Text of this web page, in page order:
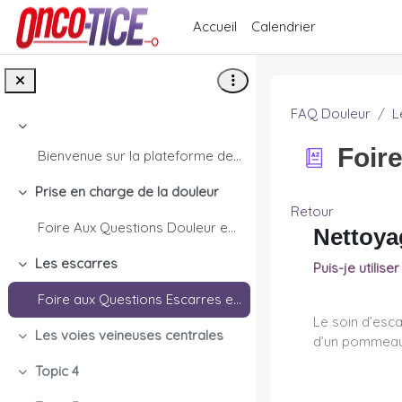
Passer au contenu principal
Accueil
Calendrier
Replier
Bienvenue sur la plateforme de e-learning Onco-TIC...
Replier
Prise en charge de la douleur
Foire Aux Questions Douleur en cancérologie
Replier
Les escarres
Foire aux Questions Escarres en cancérologie
Replier
Les voies veineuses centrales
Replier
Topic 4
FAQ Douleur
Retour
Puis-je
Le soin
d’un